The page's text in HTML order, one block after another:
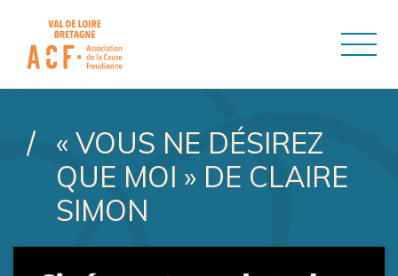
ASSOCIATION DE LA
« VOUS NE DÉSIREZ
QUE MOI » DE CLAIRE
SIMON